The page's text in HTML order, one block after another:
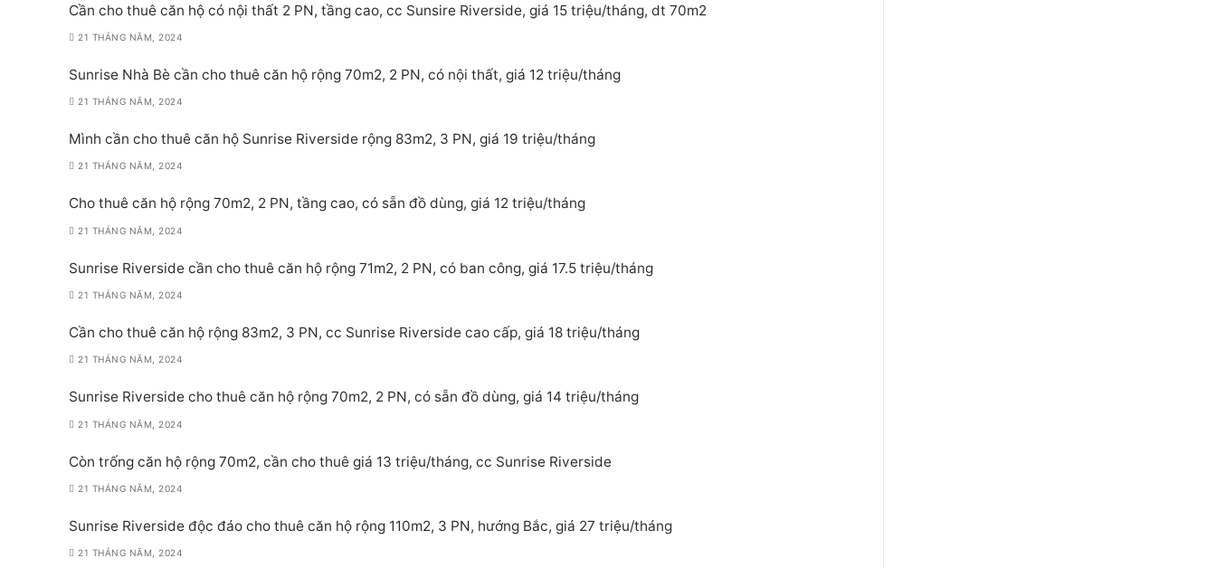
Cần cho thuê căn hộ có nội thất 2 PN, tầng cao, cc Sunsire Riverside, giá 15 triệu/tháng, dt 70m2
21 THÁNG NĂM, 2024
Sunrise Nhà Bè cần cho thuê căn hộ rộng 70m2, 2 PN, có nội thất, giá 12 triệu/tháng
21 THÁNG NĂM, 2024
Mình cần cho thuê căn hộ Sunrise Riverside rộng 83m2, 3 PN, giá 19 triệu/tháng
21 THÁNG NĂM, 2024
Cho thuê căn hộ rộng 70m2, 2 PN, tầng cao, có sẵn đồ dùng, giá 12 triệu/tháng
21 THÁNG NĂM, 2024
Sunrise Riverside cần cho thuê căn hộ rộng 71m2, 2 PN, có ban công, giá 17.5 triệu/tháng
21 THÁNG NĂM, 2024
Cần cho thuê căn hộ rộng 83m2, 3 PN, cc Sunrise Riverside cao cấp, giá 18 triệu/tháng
21 THÁNG NĂM, 2024
Sunrise Riverside cho thuê căn hộ rộng 70m2, 2 PN, có sẵn đồ dùng, giá 14 triệu/tháng
21 THÁNG NĂM, 2024
Còn trống căn hộ rộng 70m2, cần cho thuê giá 13 triệu/tháng, cc Sunrise Riverside
21 THÁNG NĂM, 2024
Sunrise Riverside độc đáo cho thuê căn hộ rộng 110m2, 3 PN, hướng Bắc, giá 27 triệu/tháng
21 THÁNG NĂM, 2024